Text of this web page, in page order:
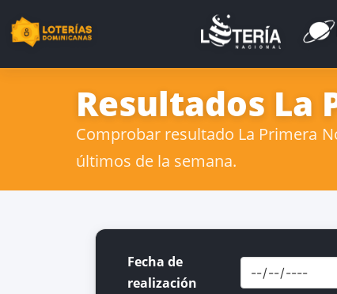
Resultados La
Comprobar resultado La Primera
últimos de la semana.
Fecha de
realización